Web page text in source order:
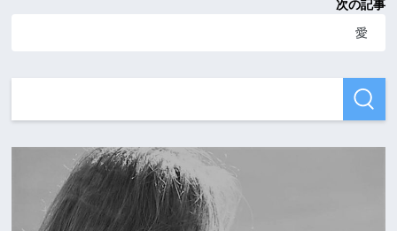
次の記事
愛